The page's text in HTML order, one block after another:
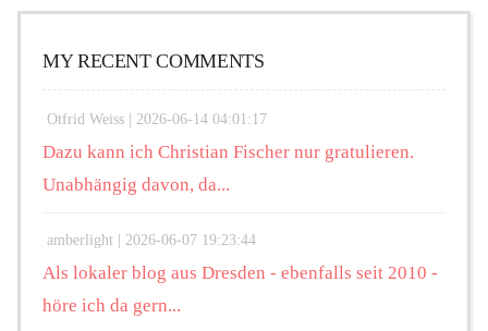
MY RECENT COMMENTS
Otfrid Weiss | 2026-06-14 04:01:17
Dazu kann ich Christian Fischer nur gratulieren.
Unabhängig davon, da...
amberlight | 2026-06-07 19:23:44
Als lokaler blog aus Dresden - ebenfalls seit 2010 -
höre ich da gern...